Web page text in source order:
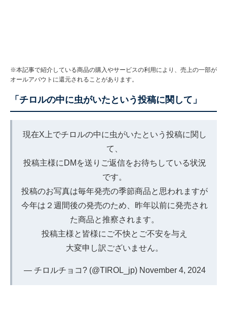
※本記事で紹介している商品の購入やサービスの利用により、売上の一部が
オールアバウトに還元されることがあります。
「チロルの中に虫がいたという投稿に関して」
現在X上でチロルの中に虫がいたという投稿に関し
て、
投稿主様にDMを送りご返信をお待ちしている状況
です。
投稿のお写真は毎年発売の季節商品と思われますが
今年は２週間後の発売のため、昨年以前に発売され
た商品と推察されます。
投稿主様と皆様にご不快とご不安を与え
大変申し訳ございません。
— チロルチョコ? (@TIROL_jp) November 4, 2024